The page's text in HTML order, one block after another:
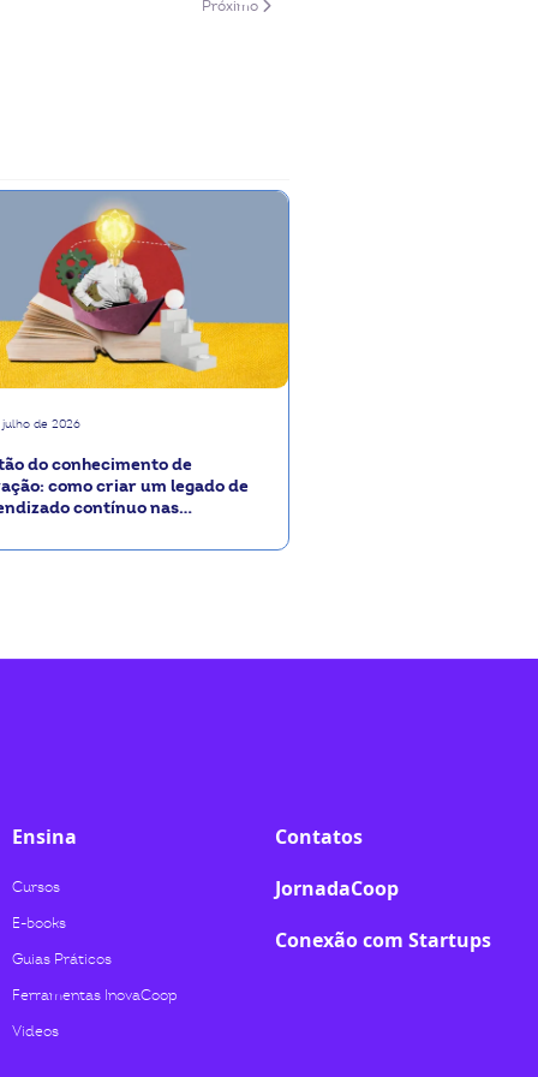
Próximo artigo: Confira 10 verdades e mitos
Próximo
julho de 2026
do conhecimento de
como criar um legado de
contínuo nas
Ensina
Cursos
E-books
Guias Práticos
Ferramentas InovaCoop
Videos
Contatos
JornadaCoop
Conexão com Startups